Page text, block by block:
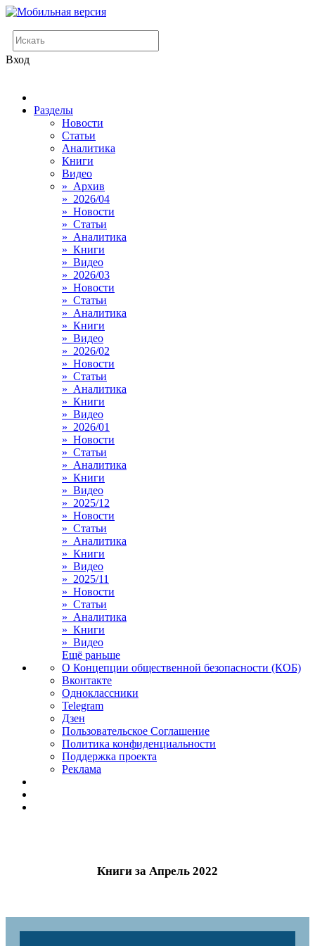
Вход
Разделы
Новости
Статьи
Аналитика
Книги
Видео
» Архив
» 2026/04
» Новости
» Статьи
» Аналитика
» Книги
» Видео
» 2026/03
» Новости
» Статьи
» Аналитика
» Книги
» Видео
» 2026/02
» Новости
» Статьи
» Аналитика
» Книги
» Видео
» 2026/01
» Новости
» Статьи
» Аналитика
» Книги
» Видео
» 2025/12
» Новости
» Статьи
» Аналитика
» Книги
» Видео
» 2025/11
» Новости
» Статьи
» Аналитика
» Книги
» Видео
Ещё раньше
О Концепции общественной безопасности (КОБ)
Вконтакте
Одноклассники
Telegram
Дзен
Пользовательское Соглашение
Политика конфиденциальности
Поддержка проекта
Реклама
Книги за Апрель 2022